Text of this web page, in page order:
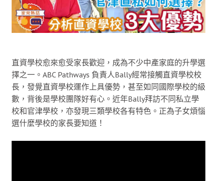
直資學校愈來愈受家長歡迎，成為不少中產家庭的升學選
擇之一。ABC Pathways 負責人Bally經常接觸直資學校校
長，發覺直資學校運作上具優勢，甚至如同國際學校的級
數，背後是學校團隊好有心。近年Bally拜訪不同私立學
校和官津學校，亦發現三類學校各有特色。正為子女煩惱
選什麼學校的家長要知道！